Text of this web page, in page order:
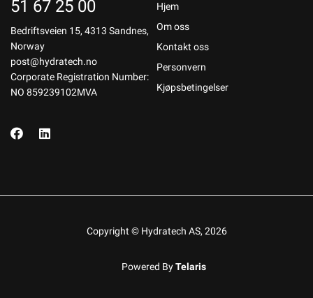
51 67 25 00
Bedriftsveien 15, 4313 Sandnes,
Norway
post@hydratech.no
Corporate Registration Number:
NO 859239102MVA
Hjem
Om oss
Kontakt oss
Personvern
Kjøpsbetingelser
Copyright © Hydratech AS, 2026
Powered ByTelaris